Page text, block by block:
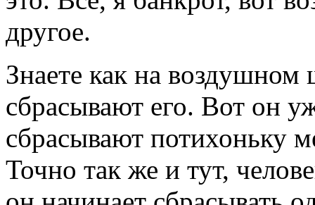
другое.
Знаете как на воздушном
сбрасывают его. Вот он
сбрасывают потихоньку
Точно так же и тут,